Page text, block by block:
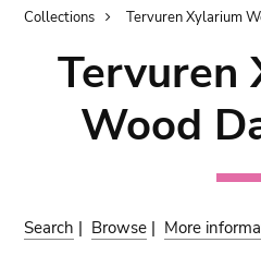
Collections
Tervuren Xylarium
Tervuren
Wood
Search | Browse | More